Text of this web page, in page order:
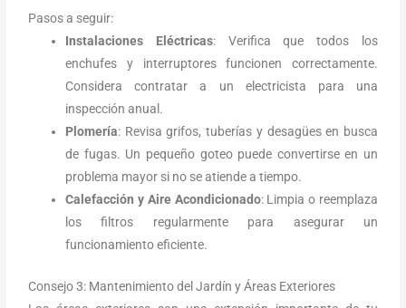
Pasos a seguir:
Instalaciones Eléctricas: Verifica que todos los
enchufes y interruptores funcionen correctamente.
Considera contratar a un electricista para una
inspección anual.
Plomería: Revisa grifos, tuberías y desagües en busca
de fugas. Un pequeño goteo puede convertirse en un
problema mayor si no se atiende a tiempo.
Calefacción y Aire Acondicionado: Limpia o reemplaza
los filtros regularmente para asegurar un
funcionamiento eficiente.
Consejo 3: Mantenimiento del Jardín y Áreas Exteriores